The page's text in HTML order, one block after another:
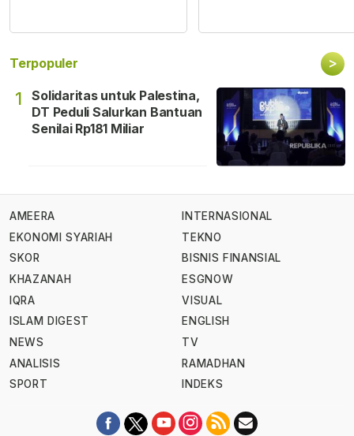
Terpopuler >
1
Solidaritas untuk Palestina,
DT Peduli Salurkan Bantuan
Senilai Rp181 Miliar
AMEERA
EKONOMI SYARIAH
SKOR
KHAZANAH
IQRA
ISLAM DIGEST
NEWS
ANALISIS
SPORT
INTERNASIONAL
TEKNO
BISNIS FINANSIAL
ESGNOW
VISUAL
ENGLISH
TV
RAMADHAN
INDEKS